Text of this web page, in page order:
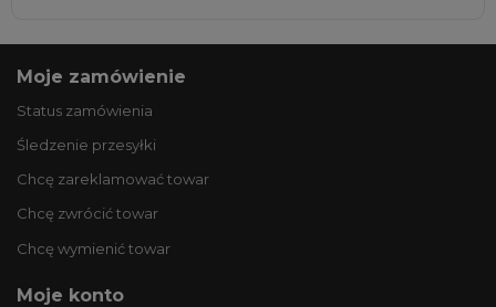
Moje zamówienie
Status zamówienia
Śledzenie przesyłki
Chcę zareklamować towar
Chcę zwrócić towar
Chcę wymienić towar
Moje konto